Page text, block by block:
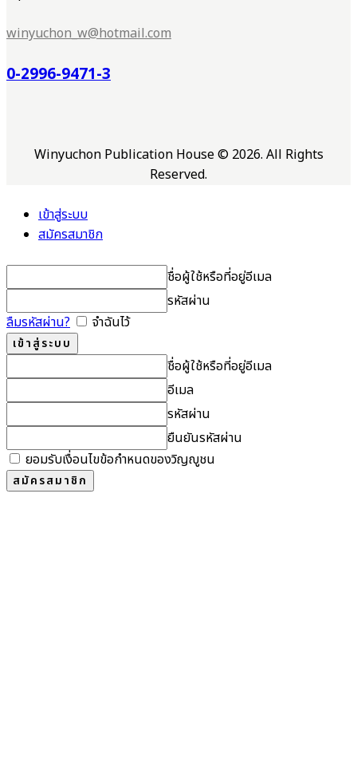
winyuchon_w@hotmail.com
0-2996-9471-3
Winyuchon Publication House © 2026. All Rights
Reserved.
เข้าสู่ระบบ
สมัครสมาชิก
ชื่อผู้ใช้หรือที่อยู่อีเมล
รหัสผ่าน
ลืมรหัสผ่าน?
จำฉันไว้
ชื่อผู้ใช้หรือที่อยู่อีเมล
อีเมล
รหัสผ่าน
ยืนยันรหัสผ่าน
ยอมรับเงื่อนไขข้อกำหนดของวิญญูชน